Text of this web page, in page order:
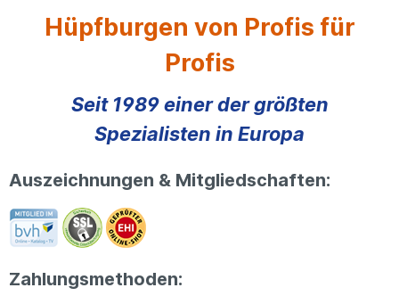
Hüpfburgen von Profis für
Profis
Seit 1989 einer der größten
Spezialisten in Europa
Auszeichnungen & Mitgliedschaften:
Zahlungsmethoden: